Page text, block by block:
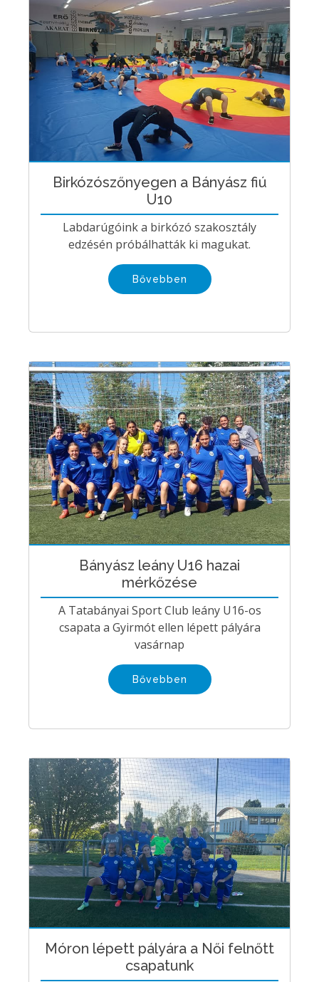
Birkózószőnyegen a Bányász fiú
U10
Labdarúgóink a birkózó szakosztály
edzésén próbálhatták ki magukat.
Bővebben
Bányász leány U16 hazai
mérkőzése
A Tatabányai Sport Club leány U16-os
csapata a Gyirmót ellen lépett pályára
vasárnap
Bővebben
Móron lépett pályára a Női felnőtt
csapatunk